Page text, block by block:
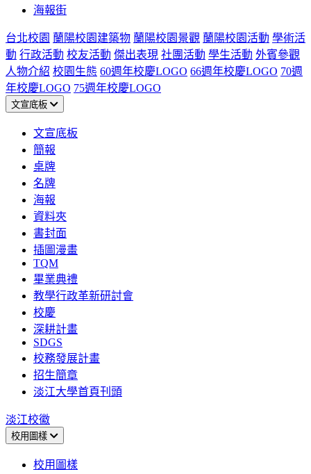
海報街
台北校園 蘭陽校園建築物 蘭陽校園景觀 蘭陽校園活動 學術活
動 行政活動 校友活動 傑出表現 社團活動 學生活動 外賓參觀
人物介紹 校園生態 60週年校慶LOGO 66週年校慶LOGO 70週
年校慶LOGO 75週年校慶LOGO
文宣底板
文宣底板
簡報
桌牌
名牌
海報
資料夾
書封面
插圖漫畫
TQM
畢業典禮
教學行政革新研討會
校慶
深耕計畫
SDGS
校務發展計畫
招生簡章
淡江大學首頁刊頭
淡江校徽
校用圖樣
校用圖樣